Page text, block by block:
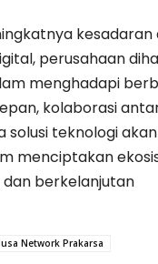
perusahaan
menghadapi
kolaborasi
solusi teknologi
menciptakan
dan berkelanjutan
Network Prakarsa